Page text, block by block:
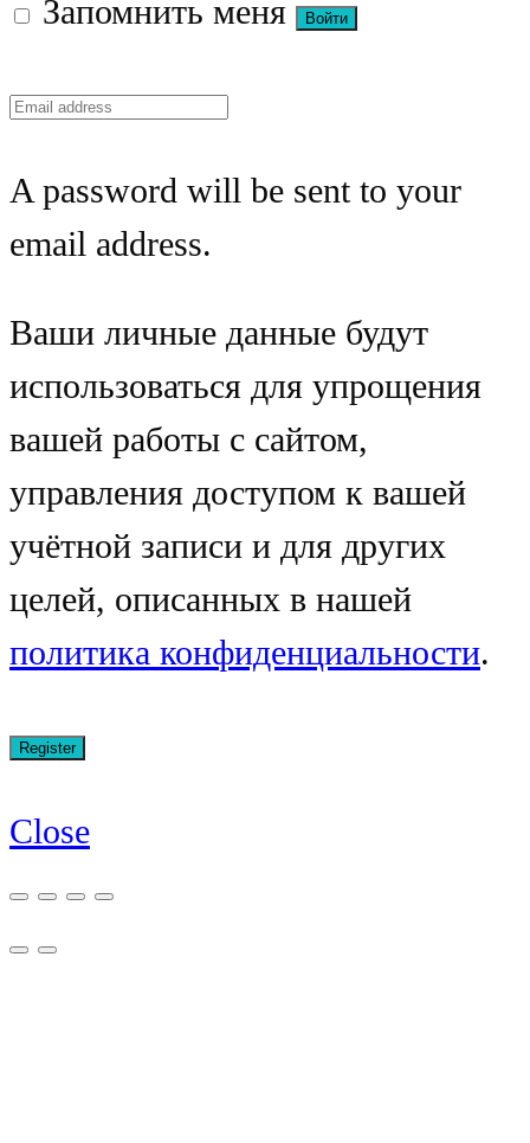
Запомнить меня
A password will be sent to your
email address.
Ваши личные данные будут
использоваться для упрощения
вашей работы с сайтом,
управления доступом к вашей
учётной записи и для других
целей, описанных в нашей
политика конфиденциальности.
Close